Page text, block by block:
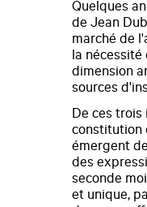
Quelques
de Jean
marché de
la nécessité
dimension
sources
De ces trois
constitution
émergent
des
seconde
et unique,